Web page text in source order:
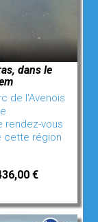
dans le
de l'Avenois
rendez-vous
cette région
€